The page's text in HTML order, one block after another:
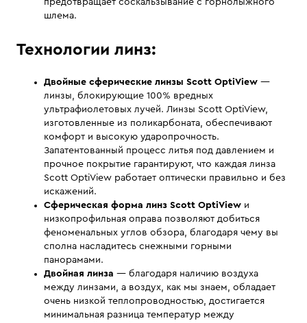
предотвращает соскальзывание с горнолыжного
шлема.
Технологии линз:
Двойные сферические линзы Scott OptiView —
линзы, блокирующие 100% вредных
ультрафиолетовых лучей. Линзы Scott OptiView,
изготовленные из поликарбоната, обеспечивают
комфорт и высокую ударопрочность.
Запатентованный процесс литья под давлением и
прочное покрытие гарантируют, что каждая линза
Scott OptiView работает оптически правильно и без
искажений.
Сферическая форма линз Scott OptiView и
низкопрофильная оправа позволяют добиться
феноменальных углов обзора, благодаря чему вы
сполна насладитесь снежными горными
панорамами.
Двойная линза — благодаря наличию воздуха
между линзами, а воздух, как мы знаем, обладает
очень низкой теплопроводностью, достигается
минимальная разница температур между